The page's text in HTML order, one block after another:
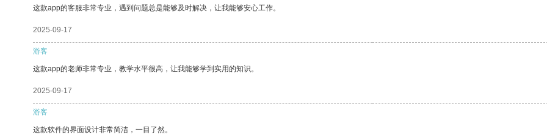
这款app的客服非常专业，遇到问题总是能够及时解决，让我能够安心工作。
2025-09-17
游客
这款app的老师非常专业，教学水平很高，让我能够学到实用的知识。
2025-09-17
游客
这款软件的界面设计非常简洁，一目了然。